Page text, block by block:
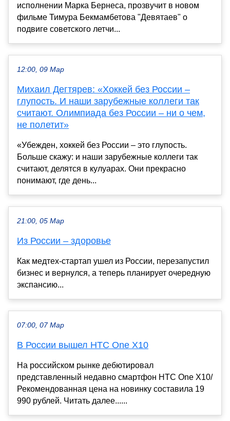
исполнении Марка Бернеса, прозвучит в новом
фильме Тимура Бекмамбетова "Девятаев" о
подвиге советского летчи...
12:00, 09 Мар
Михаил Дегтярев: «Хоккей без России –
глупость. И наши зарубежные коллеги так
считают. Олимпиада без России – ни о чем,
не полетит»
«Убежден, хоккей без России – это глупость.
Больше скажу: и наши зарубежные коллеги так
считают, делятся в кулуарах. Они прекрасно
понимают, где день...
21:00, 05 Мар
Из России – здоровье
Как медтех-стартап ушел из России, перезапустил
бизнес и вернулся, а теперь планирует очередную
экспансию...
07:00, 07 Мар
В России вышел HTC One X10
На российском рынке дебютировал
представленный недавно смартфон HTC One X10/
Рекомендованная цена на новинку составила 19
990 рублей. Читать далее......